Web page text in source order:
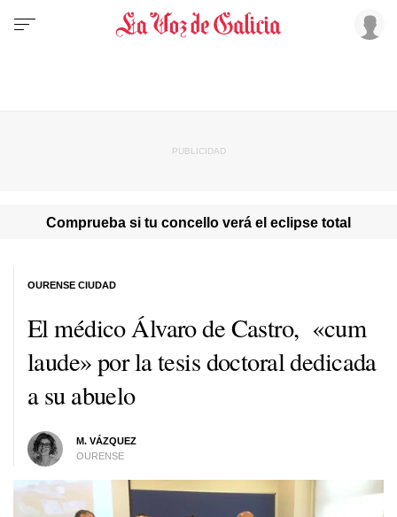
Comprueba si tu concello verá el eclipse total
El médico Álvaro de Castro, «cum
laude» por la tesis doctoral dedicada
a su abuelo
M. VÁZQUEZ
OURENSE
OURENSE CIUDAD